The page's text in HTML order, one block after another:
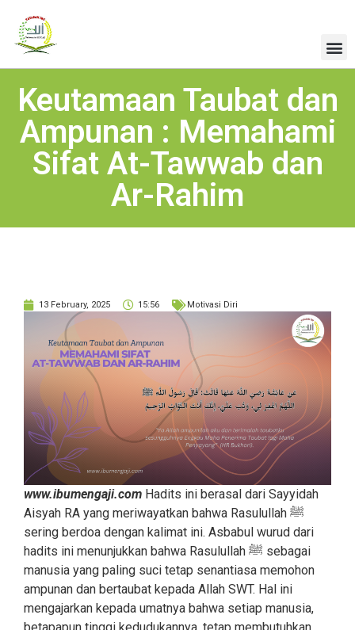
Keutamaan Taubat dan
Ampunan : Memahami
Sifat At-Tawwab dan
Ar-Rahim
13 February, 2025 15:56 Motivasi Diri
www.ibumengaji.com Hadits ini berasal dari Sayyidah
Aisyah RA yang meriwayatkan bahwa Rasulullah ﷺ
sering berdoa dengan kalimat ini. Asbabul wurud dari
hadits ini menunjukkan bahwa Rasulullah ﷺ sebagai
manusia yang paling suci tetap senantiasa memohon
ampunan dan bertaubat kepada Allah SWT. Hal ini
mengajarkan kepada umatnya bahwa setiap manusia,
betapapun tinggi kedudukannya, tetap membutuhkan